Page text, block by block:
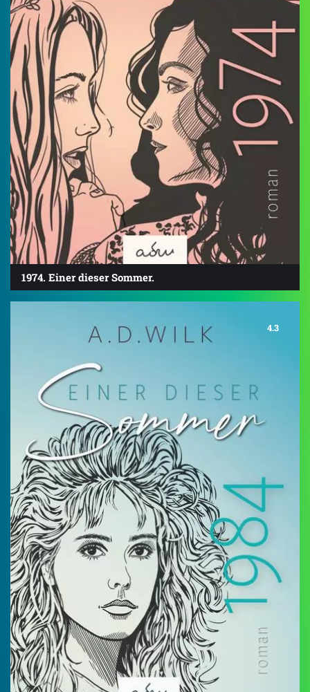
1974. Einer dieser Sommer.
4.3